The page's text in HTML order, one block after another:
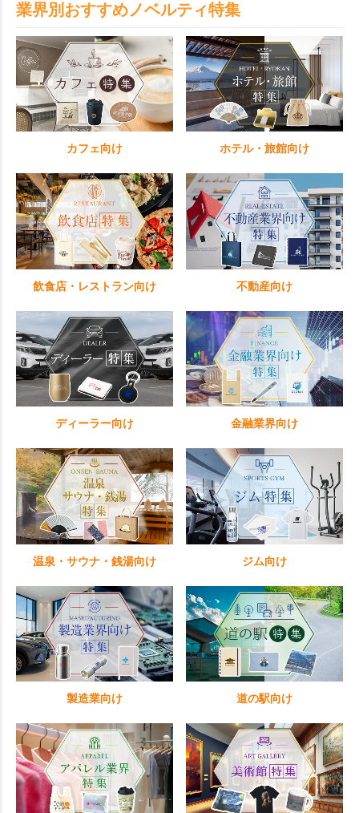
業界別おすすめノベルティ特集
カフェ向け ホテル・旅館向け
飲食店・レストラン向け 不動産向け
ディーラー向け 金融業界向け
温泉・サウナ・銭湯向け ジム向け
製造業向け 道の駅向け